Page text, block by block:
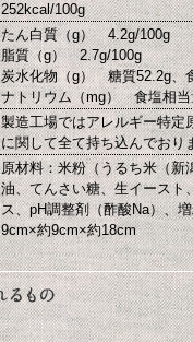
252kcal/100g
たん白質（g） 4.2g/100g
脂質（g） 2.7g/100g
炭水化物（g） 糖質52.2g、
ナトリウム（mg） 食塩相当
製造工場ではアレルギー特定
に関して全て持ち込んでおり
原材料：米粉（うるち米（新
油、てんさい糖、生イースト
ス、pH調整剤（酢酸Na）、
9cm×約9cm×約18cm